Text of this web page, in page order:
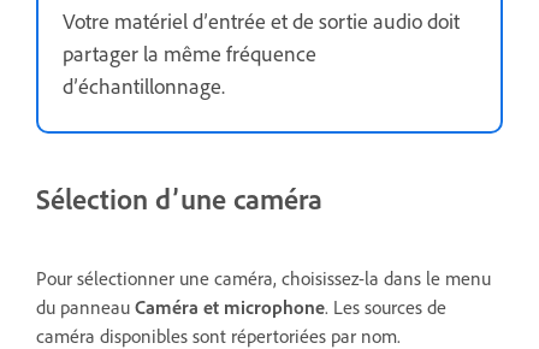
Votre matériel d’entrée et de sortie audio doit
partager la même fréquence
d’échantillonnage.
Sélection d’une caméra
Pour sélectionner une caméra, choisissez-la dans le menu
du panneau Caméra et microphone. Les sources de
caméra disponibles sont répertoriées par nom.